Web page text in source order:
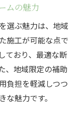
ムの魅力
選ぶ魅力は、地域
施工が可能な点で
ており、最適な断
、地域限定の補助
負担を軽減しつつ
魅力です。